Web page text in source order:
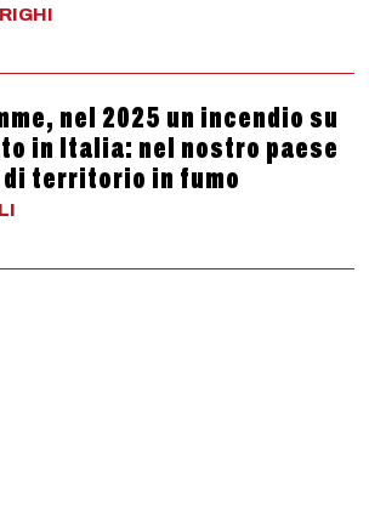
RIGHI
nel 2025 un incendio su
in Italia: nel nostro paese
territorio in fumo